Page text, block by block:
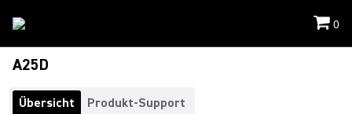
0
A25D
Übersicht Produkt-Support